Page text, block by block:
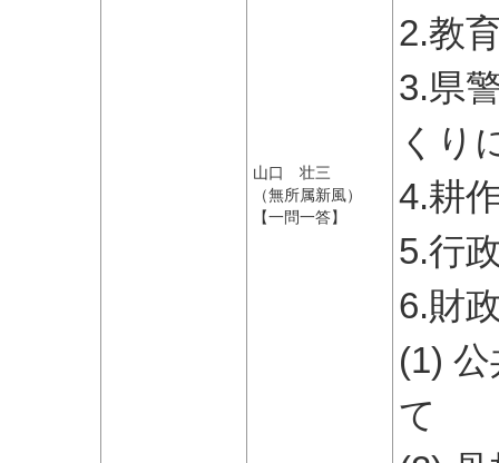
山口 壮三
（無所属新風）
【一問一答】
2.教
3.県
くり
4.耕
5.行
6.財
(1)
て